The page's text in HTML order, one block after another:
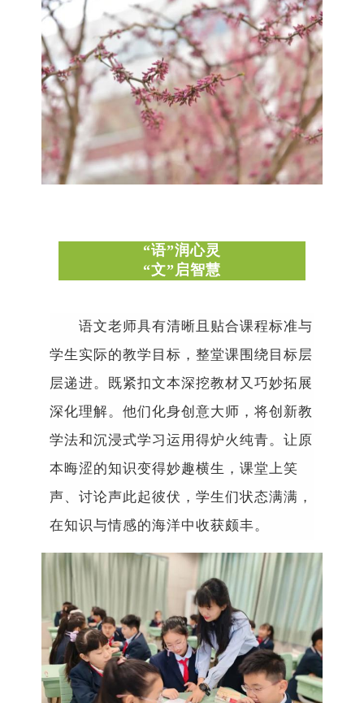
“语”润心灵
“文” 启智慧
语文老师具有清晰且贴合课程标准与
学生实际的教学目标，整堂课围绕目标层
层递进。既紧扣文本深挖教材又巧妙拓展
深化理解。他们化身创意大师，将创新教
学法和沉浸式学习运用得炉火纯青。让原
本晦涩的知识变得妙趣横生，课堂上笑
声、 讨论声此起彼伏，学生们状态满满，
在知识与情感的海洋中收获颇丰。